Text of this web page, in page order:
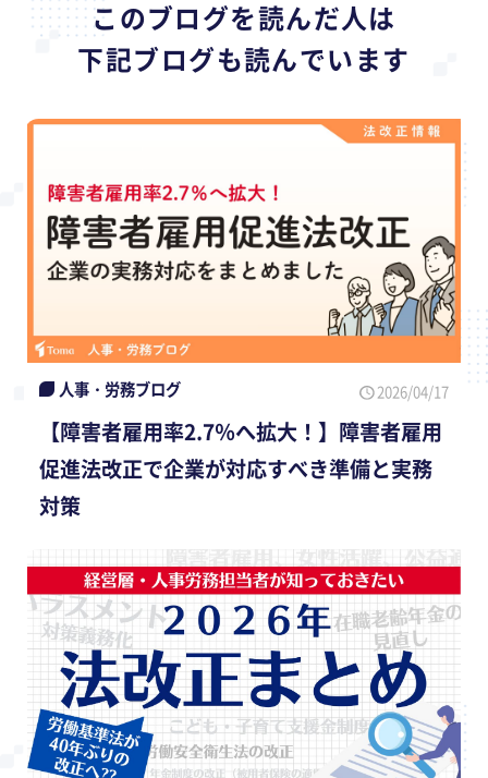
このブログを読んだ人は
下記ブログも読んでいます
人事・労務ブログ 2026/04/17
【障害者雇用率2.7％へ拡大！】障害者雇用
促進法改正で企業が対応すべき準備と実務
対策